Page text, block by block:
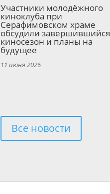
Участники молодёжного
киноклуба при
Серафимовском храме
обсудили завершившийся
киносезон и планы на
будущее
11 июня 2026
Все новости